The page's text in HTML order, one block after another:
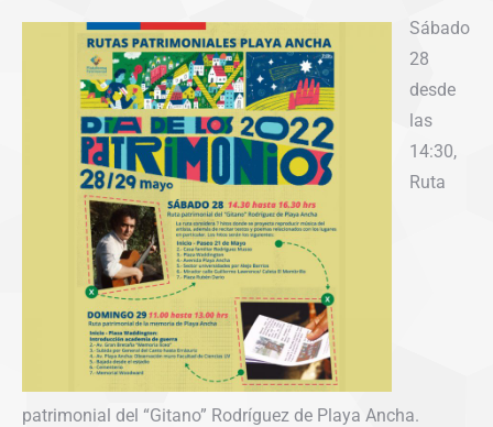
Sábado
28
desde
las
14:30,
Ruta
patrimonial del “Gitano” Rodríguez de Playa Ancha.